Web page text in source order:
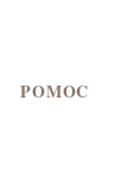
POMOC